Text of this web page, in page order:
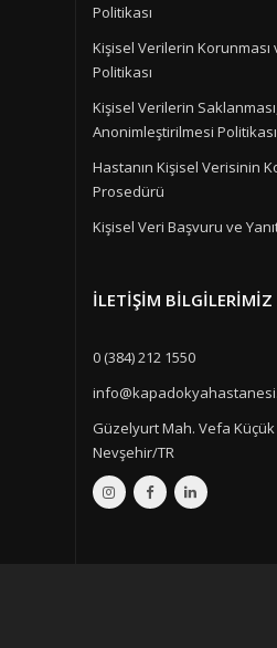
Politikası
Kişisel Verilerin Korunması
Politikası
Kişisel Verilerin
Anonimleştirilmesi Politikası
Hastanın Kişisel Verisinin
Prosedürü
Kişisel Veri Başvuru ve
İLETIŞIM BILGILERIMIZ
0 (384) 212 1550
Güzelyurt Mah. Vefa Küçük
Nevşehir/TR